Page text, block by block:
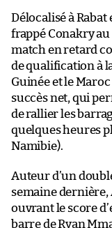
Délocalisé à Rabat
frappé Conakry
match en retard
de qualification à
Guinée et le Maroc
succès net, qui
de rallier les
quelques heures
Namibie).
Auteur d’un
semaine dernière,
ouvrant le score
barre de Ryan